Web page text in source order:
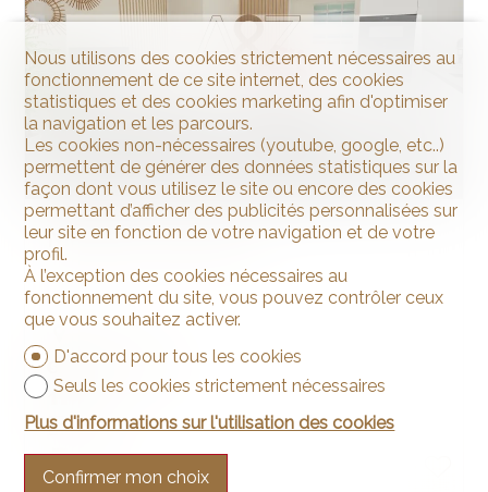
Maison à rénover
CHF 250'000.-
~ 225 m²
5
1848
Nous utilisons des cookies strictement nécessaires au
fonctionnement de ce site internet, des cookies
statistiques et des cookies marketing afin d'optimiser
la navigation et les parcours.
Les cookies non-nécessaires (youtube, google, etc..)
permettent de générer des données statistiques sur la
façon dont vous utilisez le site ou encore des cookies
permettant d’afficher des publicités personnalisées sur
leur site en fonction de votre navigation et de votre
profil.
À l’exception des cookies nécessaires au
fonctionnement du site, vous pouvez contrôler ceux
que vous souhaitez activer.
D'accord pour tous les cookies
Seuls les cookies strictement nécessaires
Plus d'informations sur l'utilisation des cookies
Confirmer mon choix